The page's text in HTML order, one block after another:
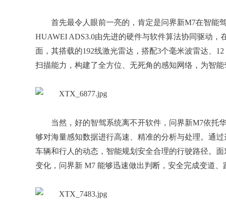
首先最令人眼前一亮的，肯定是问界新M7在智能
HUAWEI ADS3.0由先进的硬件与软件算法协同驱动
面，其搭载的192线激光雷达，搭配3个毫米波雷达、
扫描能力，构建了全方位、无死角的感知网络，为智
当然，好的智驾系统离不开软件，问界新M7依托
够对海量感知数据进行高速、精准的分析与处理。通
车辆和行人的动态，智能规划安全合理的行驶路径。
变化，问界新 M7 能够迅速做出判断，安全完成变道、